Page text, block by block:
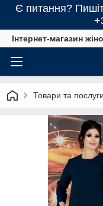
Є питання?
Інтернет-магазин
Товари та послуги